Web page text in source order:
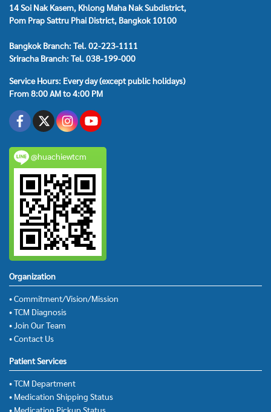
14 Soi Nak Kasem, Khlong Maha Nak Subdistrict,
Pom Prap Sattru Phai District, Bangkok 10100
Bangkok Branch: Tel. 02-223-1111
Sriracha Branch: Tel. 038-199-000
Service Hours: Every day (except public holidays)
From 8:00 AM to 4:00 PM
@huachiewtcm
Organization
• Commitment/Vision/Mission
• TCM Diagnosis
• Join Our Team
• Contact Us
Patient Services
• TCM Department
• Medication Shipping Status
• Medication Pickup Status